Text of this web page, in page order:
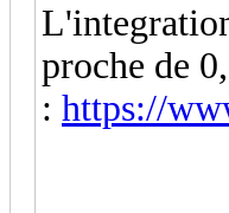
proche de
: https://